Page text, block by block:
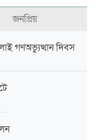
জনপ্রিয়
গণঅভ্যুত্থান দিবস